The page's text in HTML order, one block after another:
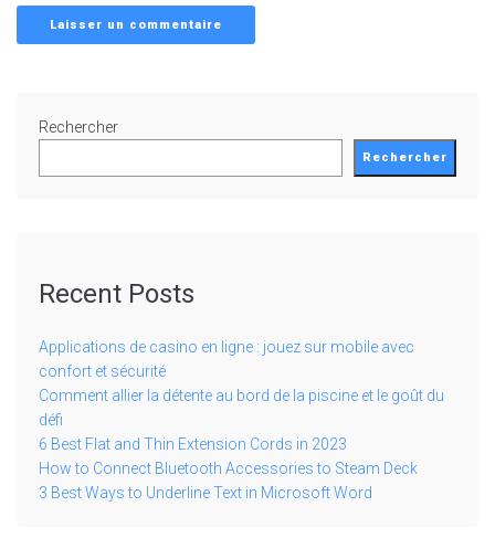
Rechercher
Rechercher
Recent Posts
Applications de casino en ligne : jouez sur mobile avec
confort et sécurité
Comment allier la détente au bord de la piscine et le goût du
défi
6 Best Flat and Thin Extension Cords in 2023
How to Connect Bluetooth Accessories to Steam Deck
3 Best Ways to Underline Text in Microsoft Word